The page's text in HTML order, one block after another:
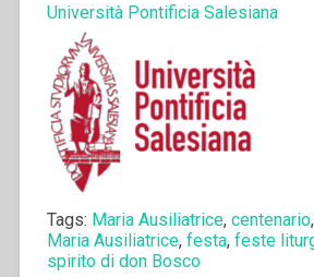
Università Pontificia Salesiana
Tags: Maria Ausiliatrice, centenario,
Maria Ausiliatrice, festa, feste
spirito di don Bosco